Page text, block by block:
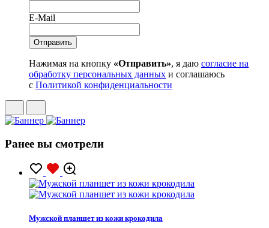
E-Mail
Нажимая на кнопку «Отправить», я даю согласие на
обработку персональных данных и соглашаюсь
с Политикой конфиденциальности
Ранее вы смотрели
Мужской планшет из кожи крокодила